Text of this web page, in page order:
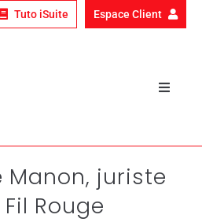
Tuto iSuite Espace Client
Nos clients
Manon, juriste
Rouge